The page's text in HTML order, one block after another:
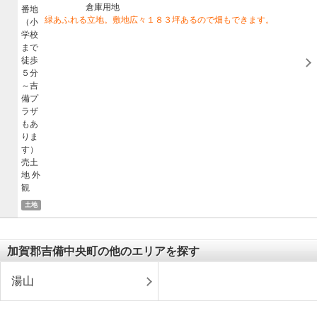
土地
倉庫用地
緑あふれる立地。敷地広々１８３坪あるので畑もできます。
加賀郡吉備中央町の他のエリアを探す
湯山